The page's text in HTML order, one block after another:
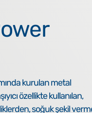
kurulan metal
özellikte kullanılan,
soğuk şekil